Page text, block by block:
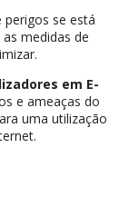
se está
medidas de
em E-
e ameaças do
uma utilização